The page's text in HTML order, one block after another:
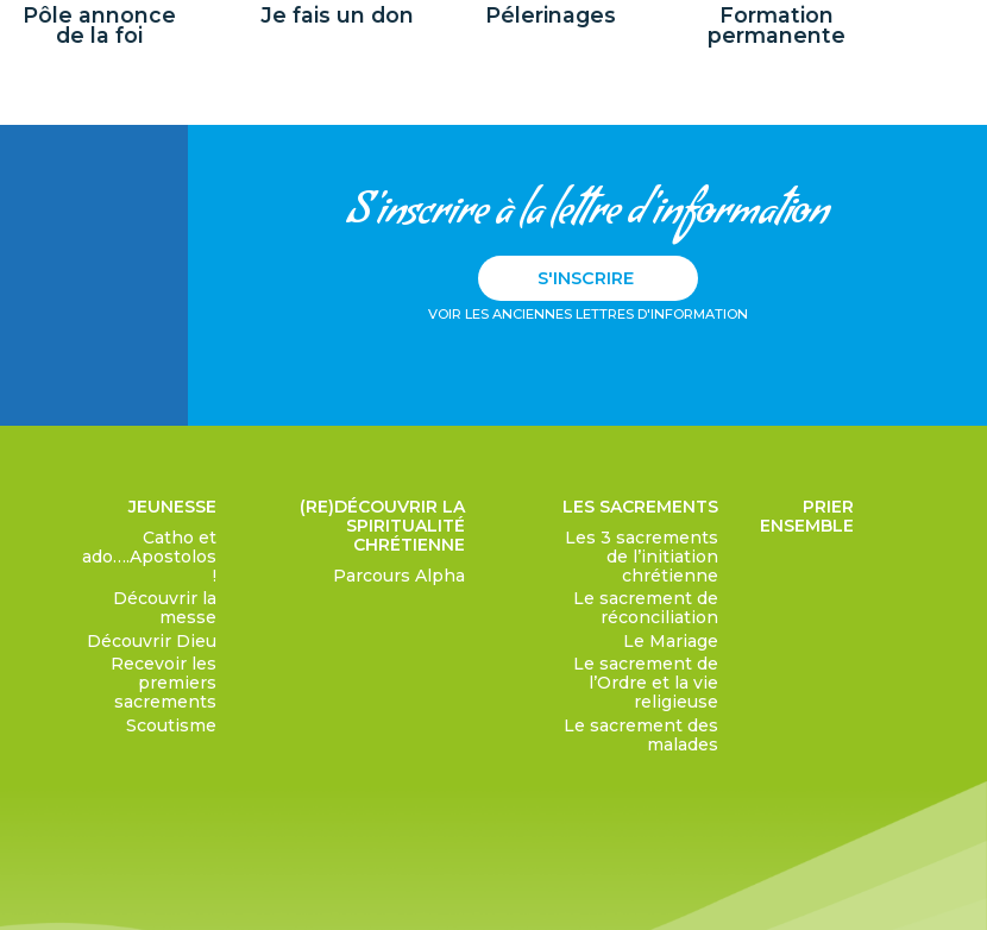
Pôle annonce
de la foi
Je fais un don Pélerinages
Formation
permanente
S'inscrire à la lettre d'information
S'INSCRIRE
VOIR LES ANCIENNES LETTRES D'INFORMATION
JEUNESSE
Catho et
ado….Apostolos
!
Découvrir la
messe
Découvrir Dieu
Recevoir les
premiers
sacrements
Scoutisme
(RE)DÉCOUVRIR LA
SPIRITUALITÉ
CHRÉTIENNE
Parcours Alpha
LES SACREMENTS
Les 3 sacrements
de l’initiation
chrétienne
Le sacrement de
réconciliation
Le Mariage
Le sacrement de
l’Ordre et la vie
religieuse
Le sacrement des
malades
PRIER
ENSEMBLE